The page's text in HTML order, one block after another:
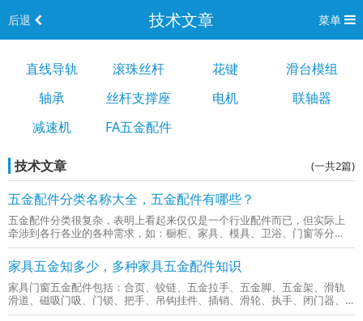
后退 技术文章 菜单
直线导轨 滚珠丝杆 花键
滑台模组
轴承
丝杆支撑座 电机
联轴器
减速机
FA五金配件
技术文章 (一共2篇)
五金配件分类名称大全，五金配件有哪些？
五金配件分类很复杂，表明上看起来仅仅是一个行业配件而已，但实际上
牵涉到各行各业的各种需求，如：橱柜、家具、模具、卫浴、门窗等分
类。粗略的五金配件分类：家具五金配件：木螺丝、合页、拉手、滑道、
隔板销、吊挂件、钉、打头机、搓牙机、多工位机橱柜五金配件、铰链、
抽屉、...
家具五金知多少，多种家具五金配件知识
家具门窗五金配件包括：合页、铰链、五金拉手、五金脚、五金架、滑轨
滑道、磁吸门吸、门锁、把手、吊钩挂件、插销、滑轮、执手、闭门器、
滑撑、地吸、弹簧、门碰等。1、合页、门铰链普通合页：用于橱柜门、